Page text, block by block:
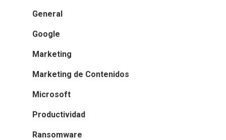
General
Google
Marketing
Marketing de Contenidos
Microsoft
Productividad
Ransomware